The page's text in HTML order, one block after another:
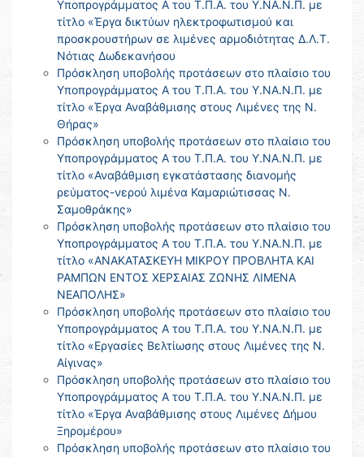
Υποπρογράμματος Α του Τ.Π.Α. του Υ.ΝΑ.Ν.Π. με
τίτλο «Έργα δικτύων ηλεκτροφωτισμού και
προσκρουστήρων σε λιμένες αρμοδιότητας Δ.Λ.Τ.
Νότιας Δωδεκανήσου
Πρόσκληση υποβολής προτάσεων στο πλαίσιο του
Υποπρογράμματος Α του Τ.Π.Α. του Υ.ΝΑ.Ν.Π. με
τίτλο «Έργα Αναβάθμισης στους Λιμένες της Ν.
Θήρας»
Πρόσκληση υποβολής προτάσεων στο πλαίσιο του
Υποπρογράμματος Α του Τ.Π.Α. του Υ.ΝΑ.Ν.Π. με
τίτλο «Αναβάθμιση εγκατάστασης διανομής
ρεύματος-νερού λιμένα Καμαριώτισσας Ν.
Σαμοθράκης»
Πρόσκληση υποβολής προτάσεων στο πλαίσιο του
Υποπρογράμματος Α του Τ.Π.Α. του Υ.ΝΑ.Ν.Π. με
τίτλο «ΑΝΑΚΑΤΑΣΚΕΥΗ ΜΙΚΡΟΥ ΠΡΟΒΛΗΤΑ ΚΑΙ
ΡΑΜΠΩΝ ΕΝΤΟΣ ΧΕΡΣΑΙΑΣ ΖΩΝΗΣ ΛΙΜΕΝΑ
ΝΕΑΠΟΛΗΣ»
Πρόσκληση υποβολής προτάσεων στο πλαίσιο του
Υποπρογράμματος Α του Τ.Π.Α. του Υ.ΝΑ.Ν.Π. με
τίτλο «Εργασίες Βελτίωσης στους Λιμένες της Ν.
Αίγινας»
Πρόσκληση υποβολής προτάσεων στο πλαίσιο του
Υποπρογράμματος Α του Τ.Π.Α. του Υ.ΝΑ.Ν.Π. με
τίτλο «Έργα Αναβάθμισης στους Λιμένες Δήμου
Ξηρομέρου»
Πρόσκληση υποβολής προτάσεων στο πλαίσιο του